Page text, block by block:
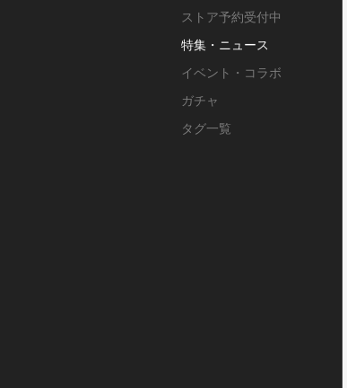
ストア予約受付中
特集・ニュース
イベント・コラボ
ガチャ
タグ一覧